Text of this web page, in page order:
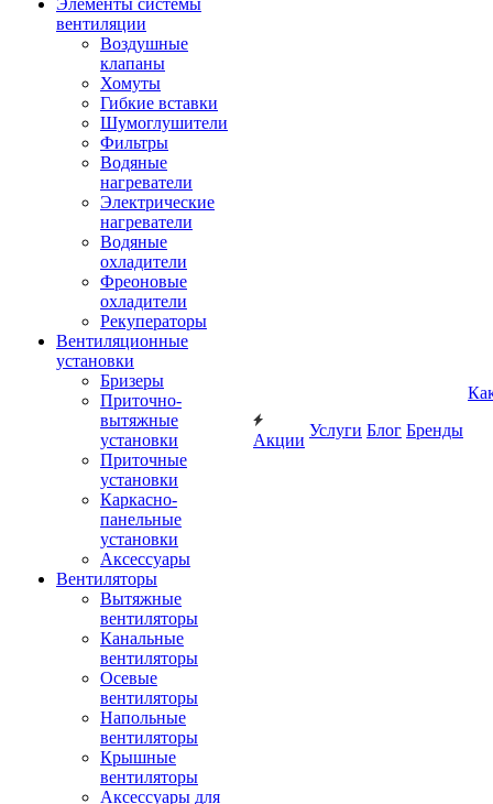
Элементы системы
вентиляции
Воздушные
клапаны
Хомуты
Гибкие вставки
Шумоглушители
Фильтры
Водяные
нагреватели
Электрические
нагреватели
Водяные
охладители
Фреоновые
охладители
Рекуператоры
Вентиляционные
установки
Бризеры
Приточно-
вытяжные
установки
Приточные
установки
Каркасно-
панельные
установки
Аксессуары
Вентиляторы
Вытяжные
вентиляторы
Канальные
вентиляторы
Осевые
вентиляторы
Напольные
вентиляторы
Крышные
вентиляторы
Аксессуары для
Акции
Услуги Блог Бренды